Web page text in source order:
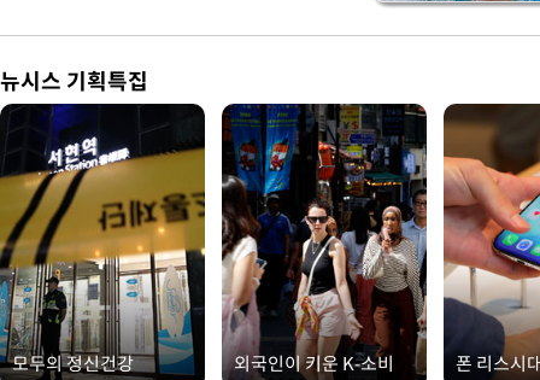
뉴시스 기획특집
모두의 정신건강 외국인이 키운 K-소비 폰 리스시